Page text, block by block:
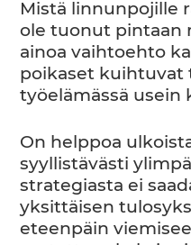
Mistä linnunpojille
ole tuonut pintaan
ainoa vaihtoehto
poikaset kuihtuvat
työelämässä usein
On helppoa
syyllistävästi
strategiasta ei
yksittäisen
eteenpäin